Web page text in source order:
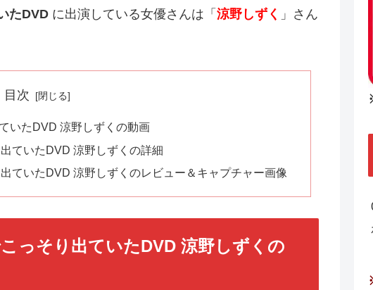
たDVD に出演している女優さんは「 涼野しずく 」さん
目次
いたDVD 涼野しずくの動画
ていたDVD 涼野しずくの詳細
ていたDVD 涼野しずくのレビュー＆キャプチャー画像
っそり出ていたDVD 涼野しずくの